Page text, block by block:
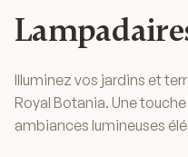
Illuminez vos jardins et
Royal Botania. Une
ambiances lumineuses